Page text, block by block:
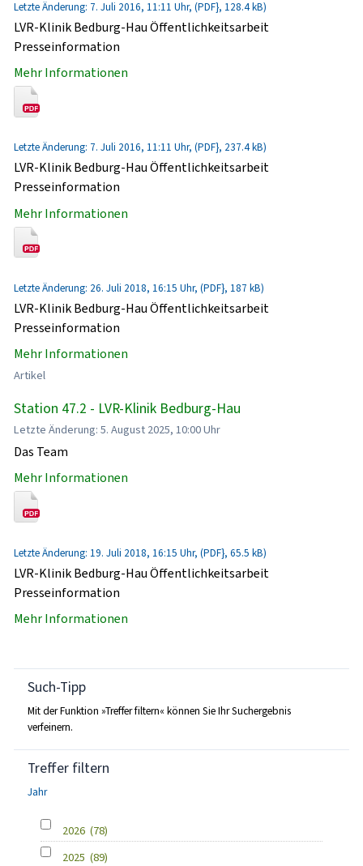
Letzte Änderung: 7. Juli 2016, 11:11 Uhr, (PDF}, 128.4 kB)
LVR-Klinik Bedburg-Hau Öffentlichkeitsarbeit
Presseinformation
Mehr Informationen
Letzte Änderung: 7. Juli 2016, 11:11 Uhr, (PDF}, 237.4 kB)
LVR-Klinik Bedburg-Hau Öffentlichkeitsarbeit
Presseinformation
Mehr Informationen
Letzte Änderung: 26. Juli 2018, 16:15 Uhr, (PDF}, 187 kB)
LVR-Klinik Bedburg-Hau Öffentlichkeitsarbeit
Presseinformation
Mehr Informationen
Artikel
Station 47.2 - LVR-Klinik Bedburg-Hau
Letzte Änderung: 5. August 2025, 10:00 Uhr
Das Team
Mehr Informationen
Letzte Änderung: 19. Juli 2018, 16:15 Uhr, (PDF}, 65.5 kB)
LVR-Klinik Bedburg-Hau Öffentlichkeitsarbeit
Presseinformation
Mehr Informationen
Such-Tipp
Mit der Funktion »Treffer filtern« können Sie Ihr Suchergebnis
verfeinern.
Treffer filtern
Jahr
2026 (78)
2025 (89)